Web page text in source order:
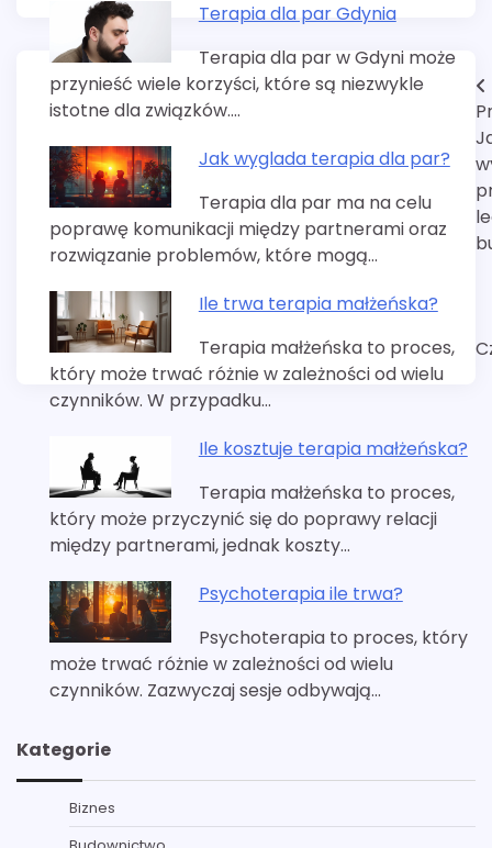
Terapia dla par Gdynia
Terapia dla par w Gdyni może
przynieść wiele korzyści, które są niezwykle
istotne dla związków.…
Jak wyglada terapia dla par?
Terapia dla par ma na celu
poprawę komunikacji między partnerami oraz
rozwiązanie problemów, które mogą…
Ile trwa terapia małżeńska?
Terapia małżeńska to proces,
który może trwać różnie w zależności od wielu
czynników. W przypadku…
Ile kosztuje terapia małżeńska?
Terapia małżeńska to proces,
który może przyczynić się do poprawy relacji
między partnerami, jednak koszty…
Psychoterapia ile trwa?
Psychoterapia to proces, który
może trwać różnie w zależności od wielu
czynników. Zazwyczaj sesje odbywają…
Nawigacja
Kategorie
Biznes